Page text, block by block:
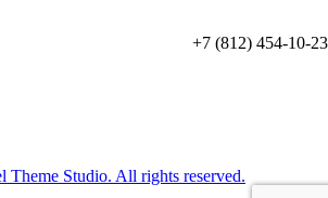
+7 (812) 454-10-23
Studio. All rights reserved.